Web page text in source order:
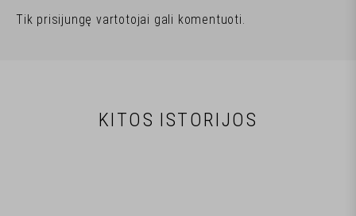
Tik prisijungę vartotojai gali komentuoti.
KITOS ISTORIJOS